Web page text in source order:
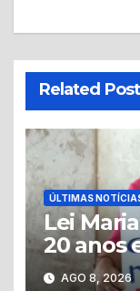
Related Post
ÚLTIMAS
Lei
20 anos
combate
AGO 8, 2026